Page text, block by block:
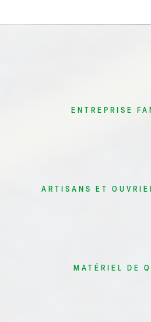
ENTREPRISE
ARTISANS ET
MATÉRIEL DE